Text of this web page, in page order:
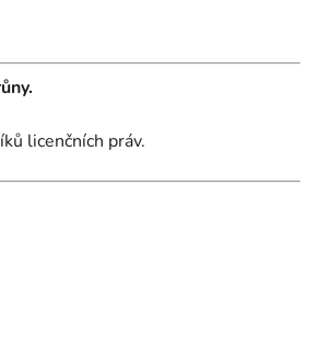
licenčních práv.